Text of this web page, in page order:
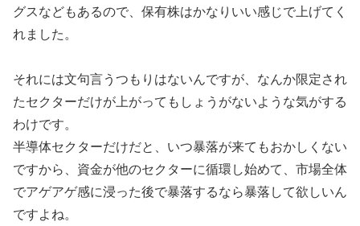
グスなどもあるので、保有株はかなりいい感じで上げてく
れました。
それには文句言うつもりはないんですが、なんか限定され
たセクターだけが上がってもしょうがないような気がする
わけです。
半導体セクターだけだと、いつ暴落が来てもおかしくない
ですから、資金が他のセクターに循環し始めて、市場全体
でアゲアゲ感に浸った後で暴落するなら暴落して欲しいん
ですよね。